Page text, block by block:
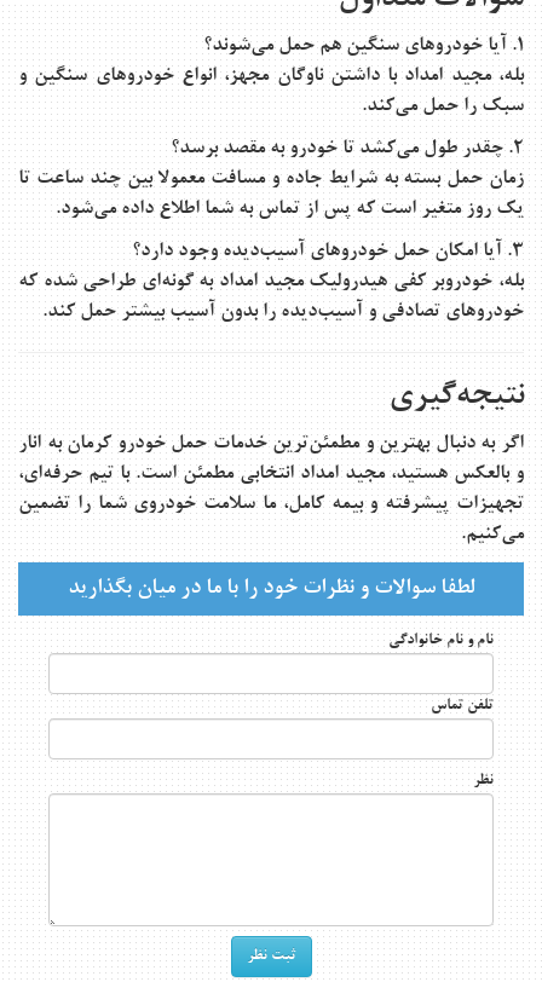
۱. آیا خودروهای سنگین هم حمل می‌شوند؟
بله، مجید امداد با داشتن ناوگان مجهز، انواع خودروهای سنگین و
سبک را حمل می‌کند.
۲. چقدر طول می‌کشد تا خودرو به مقصد برسد؟
زمان حمل بسته به شرایط جاده و مسافت معمولا بین چند ساعت تا
یک روز متغیر است که پس از تماس به شما اطلاع داده می‌شود.
۳. آیا امکان حمل خودروهای آسیب‌دیده وجود دارد؟
بله، خودروبر کفی هیدرولیک مجید امداد به گونه‌ای طراحی شده که
خودروهای تصادفی و آسیب‌دیده را بدون آسیب بیشتر حمل کند.
نتیجه‌گیری
اگر به دنبال بهترین و مطمئن‌ترین خدماتحمل خودرو کرمان به انار
و بالعکس هستید، مجید امداد انتخابی مطمئن است. با تیم حرفه‌ای،
تجهیزات پیشرفته و بیمه کامل، ما سلامت خودروی شما را تضمین
می‌کنیم.
لطفا سوالات و نظرات خود را با ما در میان بگذارید
نام و نام خانوادگی
تلفن تماس
نظر